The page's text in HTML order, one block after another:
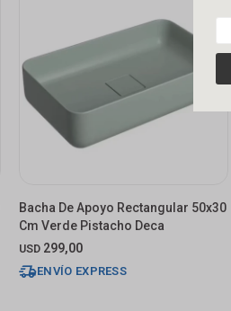
Bacha De Apoyo Rectangular 50x30
Cm Verde Pistacho Deca
USD 299,00
ENVÍO EXPRESS